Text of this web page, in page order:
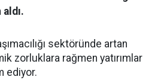
sektöründe artan
zorluklara rağmen yatırımlar
ediyor.